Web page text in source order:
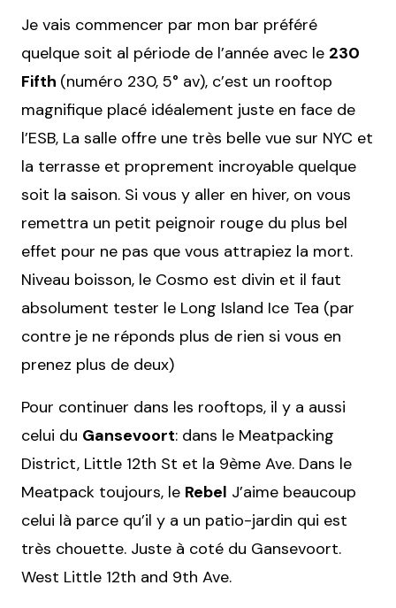
Je vais commencer par mon bar préféré
quelque soit al période de l’année avec le 230
Fifth (numéro 230, 5° av), c’est un rooftop
magnifique placé idéalement juste en face de
l’ESB, La salle offre une très belle vue sur NYC et
la terrasse et proprement incroyable quelque
soit la saison. Si vous y aller en hiver, on vous
remettra un petit peignoir rouge du plus bel
effet pour ne pas que vous attrapiez la mort.
Niveau boisson, le Cosmo est divin et il faut
absolument tester le Long Island Ice Tea (par
contre je ne réponds plus de rien si vous en
prenez plus de deux)
Pour continuer dans les rooftops, il y a aussi
celui du Gansevoort: dans le Meatpacking
District, Little 12th St et la 9ème Ave. Dans le
Meatpack toujours, le Rebel J’aime beaucoup
celui là parce qu’il y a un patio-jardin qui est
très chouette. Juste à coté du Gansevoort.
West Little 12th and 9th Ave.